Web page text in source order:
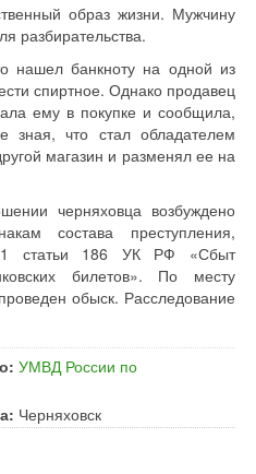
образ жизни. Мужчину
разбирательства.
нашел банкноту на одной из
спиртное. Однако продавец
ему в покупке и сообщила,
зная, что стал обладателем
магазин и разменял ее на
черняховца возбуждено
состава преступления,
1 статьи 186 УК РФ «Сбыт
билетов». По месту
обыск. Расследование
УМВД России по
Черняховск